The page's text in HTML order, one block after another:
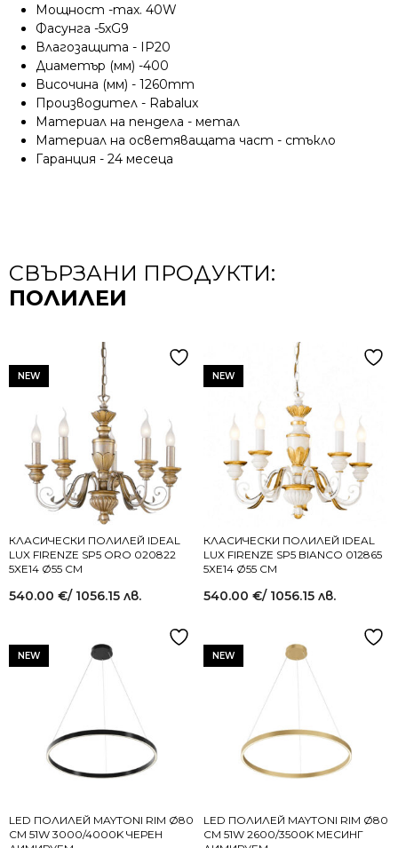
Мощност -max. 40W
Фасунга -5xG9
Влагозащита - IP20
Диаметър (мм) -400
Височина (мм) - 1260mm
Производител - Rabalux
Материал на пендела - метал
Материал на осветяващата част - стъкло
Гаранция - 24 месеца
СВЪРЗАНИ ПРОДУКТИ:
ПОЛИЛЕИ
NEW
КЛАСИЧЕСКИ ПОЛИЛЕЙ IDEAL
LUX FIRENZE SP5 ORO 020822
5XE14 Ø55 СМ
540.00 €/ 1056.15 лв.
NEW
КЛАСИЧЕСКИ ПОЛИЛЕЙ IDEAL
LUX FIRENZE SP5 BIANCO 012865
5XE14 Ø55 СМ
540.00 €/ 1056.15 лв.
NEW
LED ПОЛИЛЕЙ MAYTONI RIM Ø80
СМ 51W 3000/4000K ЧЕРЕН
NEW
LED ПОЛИЛЕЙ MAYTONI RIM Ø80
СМ 51W 2600/3500K МЕСИНГ